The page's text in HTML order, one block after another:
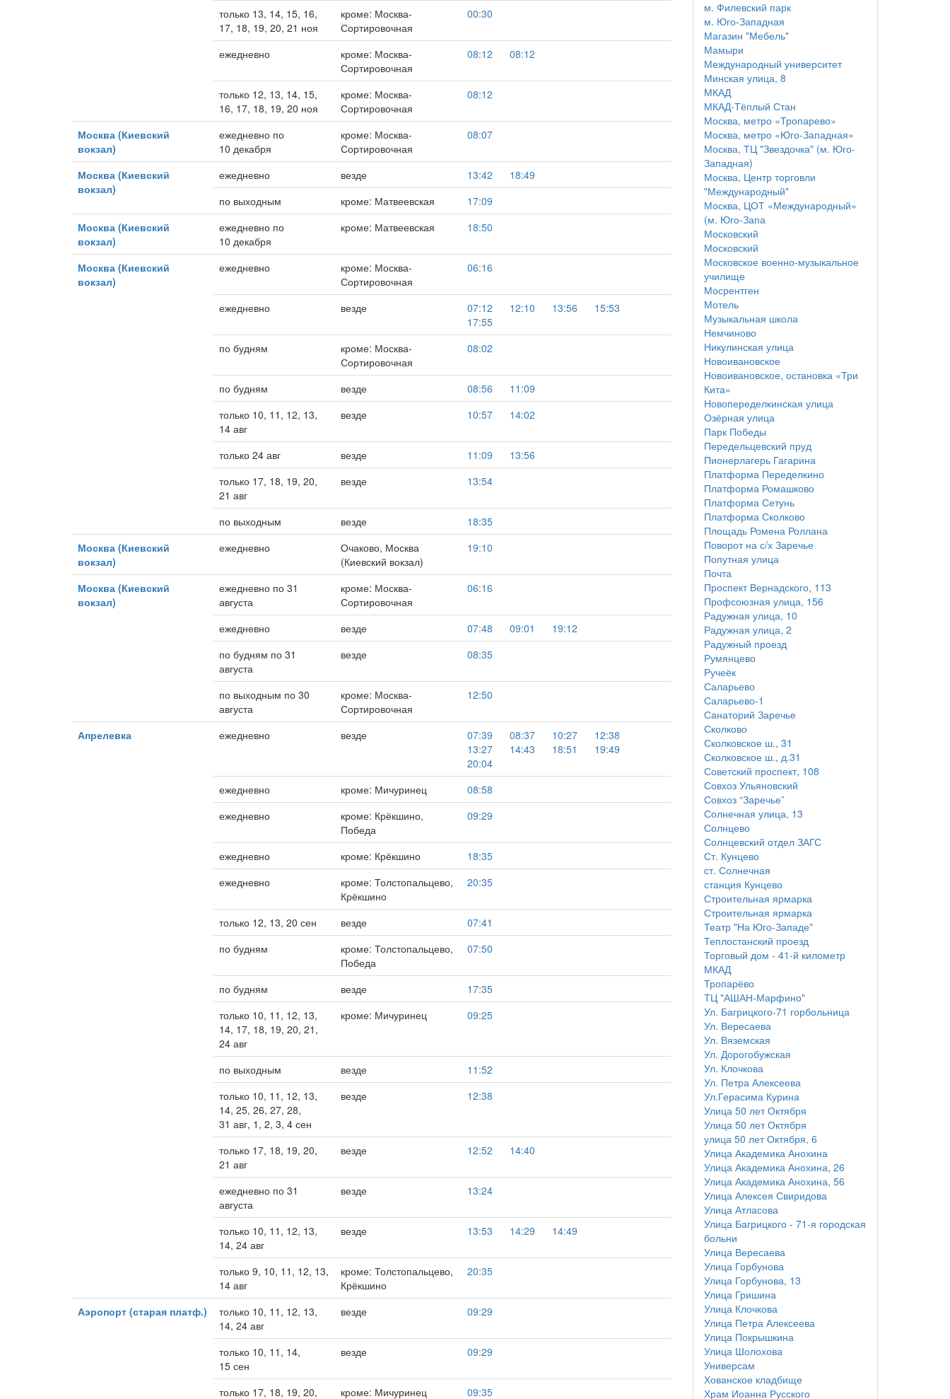
только 13, 14, 15, 16,
17, 18, 19, 20, 21 ноя
кроме: Москва-
Сортировочная
00:30
ежедневно
кроме: Москва-
Сортировочная
08:12 08:12
только 12, 13, 14, 15,
16, 17, 18, 19, 20 ноя
кроме: Москва-
Сортировочная
08:12
Москва (Киевский
вокзал)
ежедневно по
10 декабря
кроме: Москва-
Сортировочная
08:07
Москва (Киевский
вокзал)
ежедневно везде 13:42
18:49
по выходным
кроме: Матвеевская
17:09
Москва (Киевский
вокзал)
ежедневно по
10 декабря
кроме: Матвеевская 18:50
Москва (Киевский
вокзал)
ежедневно
кроме: Москва-
Сортировочная
06:16
ежедневно везде 07:12 12:10 13:56
15:53
17:55
по будням
кроме: Москва-
Сортировочная
08:02
по будням везде 08:56
11:09
только 10, 11, 12, 13,
14 авг
везде 10:57 14:02
только 24 авг везде 11:09
13:56
только 17, 18, 19, 20,
21 авг
везде 13:54
по выходным везде
18:35
Москва (Киевский
вокзал)
ежедневно
Очаково, Москва
(Киевский вокзал)
19:10
Москва (Киевский
вокзал)
ежедневно по 31
августа
кроме: Москва-
Сортировочная
06:16
ежедневно везде 07:48 09:01
19:12
по будням по 31
августа
везде 08:35
по выходным по 30
августа
кроме: Москва-
Сортировочная
12:50
Апрелевка ежедневно везде 07:39 08:37 10:27
12:38
13:27
14:43 18:51
19:49
20:04
ежедневно
кроме: Мичуринец
08:58
ежедневно
кроме: Крёкшино,
Победа
09:29
ежедневно кроме: Крёкшино
18:35
ежедневно
кроме: Толстопальцево,
Крёкшино
20:35
только 12, 13, 20 сен везде
07:41
по будням
кроме: Толстопальцево,
Победа
07:50
по будням везде
17:35
только 10, 11, 12, 13,
14, 17, 18, 19, 20, 21,
24 авг
кроме: Мичуринец 09:25
по выходным везде
11:52
только 10, 11, 12, 13,
14, 25, 26, 27, 28,
31 авг, 1, 2, 3, 4 сен
везде 12:38
только 17, 18, 19, 20,
21 авг
везде 12:52 14:40
ежедневно по 31
августа
везде 13:24
только 10, 11, 12, 13,
14, 24 авг
везде 13:53 14:29 14:49
только 9, 10, 11, 12, 13,
14 авг
кроме: Толстопальцево,
Крёкшино
20:35
Аэропорт (старая платф.)
только 10, 11, 12, 13,
14, 24 авг
везде 09:29
только 10, 11, 14,
15 сен
везде 09:29
только 17, 18, 19, 20, кроме: Мичуринец 09:35
м. Филевский парк
м. Юго-Западная
Магазин "Мебель"
Мамыри
Международный университет
Минская улица, 8
МКАД
МКАД-Тёплый Стан
Москва, метро «Тропарево»
Москва, метро «Юго-Западная»
Москва, ТЦ "Звездочка" (м. Юго-
Западная)
Москва, Центр торговли
"Международный"
Москва, ЦОТ «Международный»
(м. Юго-Запа
Московский
Московский
Московское военно-музыкальное
училище
Мосрентген
Мотель
Музыкальная школа
Немчиново
Никулинская улица
Новоивановское
Новоивановское, остановка «Три
Кита»
Новопеределкинская улица
Озёрная улица
Парк Победы
Передельцевский пруд
Пионерлагерь Гагарина
Платформа Переделкино
Платформа Ромашково
Платформа Сетунь
Платформа Сколково
Площадь Ромена Роллана
Поворот на с/х Заречье
Попутная улица
Почта
Проспект Вернадского, 113
Профсоюзная улица, 156
Радужная улица, 10
Радужная улица, 2
Радужный проезд
Румянцево
Ручеёк
Саларьево
Саларьево-1
Санаторий Заречье
Сколково
Сколковское ш., 31
Сколковское ш., д.31
Советский проспект, 108
Совхоз Ульяновский
Совхоз “Заречье”
Солнечная улица, 13
Солнцево
Солнцевский отдел ЗАГС
Ст. Кунцево
ст. Солнечная
станция Кунцево
Строительная ярмарка
Строительная ярмарка
Театр "На Юго-Западе"
Теплостанский проезд
Торговый дом - 41-й километр
МКАД
Тропарёво
ТЦ "АШАН-Марфино"
Ул. Багрицкого-71 горбольница
Ул. Вересаева
Ул. Вяземская
Ул. Дорогобужская
Ул. Клочкова
Ул. Петра Алексеева
Ул.Герасима Курина
Улица 50 лет Октября
Улица 50 лет Октября
улица 50 лет Октября, 6
Улица Академика Анохина
Улица Академика Анохина, 26
Улица Академика Анохина, 56
Улица Алексея Свиридова
Улица Атласова
Улица Багрицкого - 71-я городская
больни
Улица Вересаева
Улица Горбунова
Улица Горбунова, 13
Улица Гришина
Улица Клочкова
Улица Петра Алексеева
Улица Покрышкина
Улица Шолохова
Универсам
Хованское кладбище
Храм Иоанна Русского